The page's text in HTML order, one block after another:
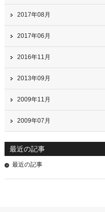
2017年08月
2017年06月
2016年11月
2013年09月
2009年11月
2009年07月
最近の記事
最近の記事